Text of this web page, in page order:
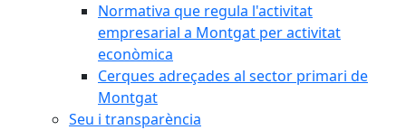
Normativa que regula l'activitat
empresarial a Montgat per activitat
econòmica
Cerques adreçades al sector primari de
Montgat
Seu i transparència